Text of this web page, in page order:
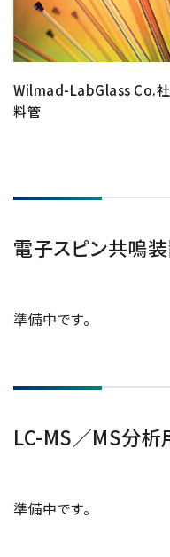
Wilmad-LabGlass Co.
料管
電子スピン共鳴
準備中です。
LC-MS／MS分析
準備中です。